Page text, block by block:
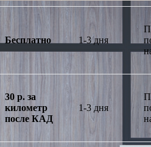
Бесплатно 1-3 дня
30 р. за
километр
после КАД
1-3 дня